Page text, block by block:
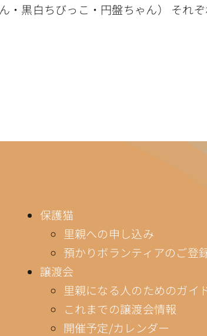
黒白ちびっこ・円盤ちゃん） それ
保護猫
里親への申し込み
預かりボランティアのご登
譲渡会
里親になる人のためのガイ
これまでの譲渡会情報
開催予定/カレンダー